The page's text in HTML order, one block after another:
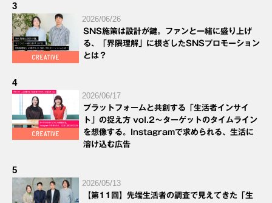
3
2026/06/26
SNS施策は設計が鍵。ファンと一緒に盛り上げ
る、「界隈理解」に根ざしたSNSプロモーション
とは？
4
2026/06/17
プラットフォームと共創する「生活者インサイ
ト」の捉え方 vol.2～ターゲットのタイムライン
を想像する。Instagramで求められる、生活に
溶け込む広告
5
2026/05/13
【第11回】先端生活者の調査で見えてきた「生